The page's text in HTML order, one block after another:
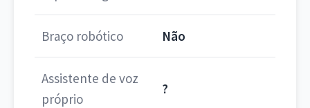
Braço robótico Não
Assistente de voz
próprio
?